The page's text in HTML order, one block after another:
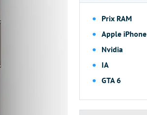
Prix RAM
Apple iPhone
Nvidia
IA
GTA 6